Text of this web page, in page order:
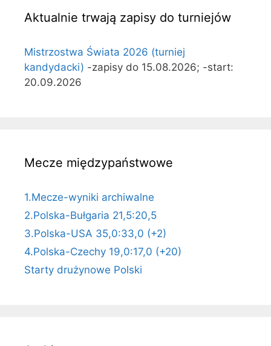
Aktualnie trwają zapisy do turniejów
Mistrzostwa Świata 2026 (turniej
kandydacki) -zapisy do 15.08.2026; -start:
20.09.2026
Mecze międzypaństwowe
1.Mecze-wyniki archiwalne
2.Polska-Bułgaria 21,5:20,5
3.Polska-USA 35,0:33,0 (+2)
4.Polska-Czechy 19,0:17,0 (+20)
Starty drużynowe Polski